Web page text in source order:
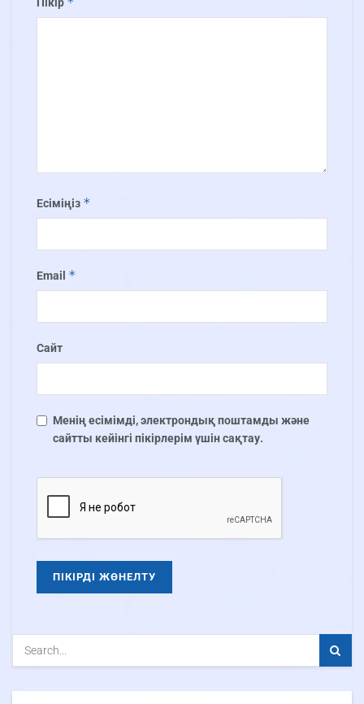
Есіміңіз *
Email *
Сайт
Менің есімімді, электрондық поштамды және
сайтты кейінгі пікірлерім үшін сақтау.